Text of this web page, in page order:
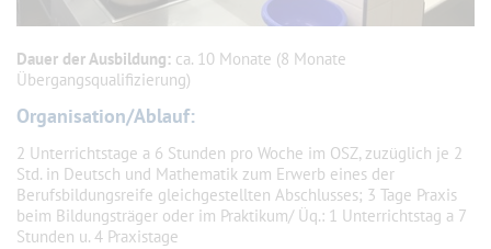
Dauer der Ausbildung: ca. 10 Monate (8 Monate
Übergangsqualifizierung)
Organisation/Ablauf:
2 Unterrichtstage a 6 Stunden pro Woche im OSZ, zuzüglich je 2
Std. in Deutsch und Mathematik zum Erwerb eines der
Berufsbildungsreife gleichgestellten Abschlusses; 3 Tage Praxis
beim Bildungsträger oder im Praktikum/ Üq.: 1 Unterrichtstag a 7
Stunden u. 4 Praxistage